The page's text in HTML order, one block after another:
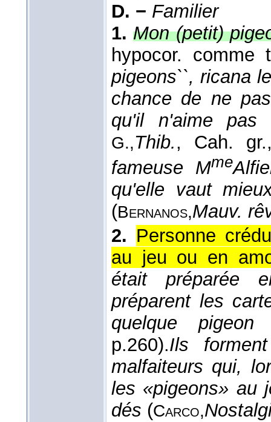
D. − Familier
1. Mon (petit)
hypocor. comme
pigeons``, ricana
chance de ne
qu'il n'aime pas
G.,Thib., Cah. gr.
fameuse Mme
qu'elle vaut
(Bernanos,Mauv.
2. Personne
au jeu ou en
était préparée
préparent les
quelque pigeon
p.260).Ils
malfaiteurs qui,
les «pigeons» au
dés (Carco,